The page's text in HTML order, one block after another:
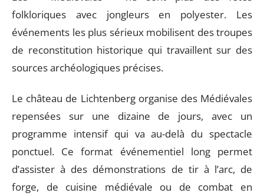
folkloriques avec jongleurs en polyester. Les
événements les plus sérieux mobilisent des troupes
de reconstitution historique qui travaillent sur des
sources archéologiques précises.
Le château de Lichtenberg organise des Médiévales
repensées sur une dizaine de jours, avec un
programme intensif qui va au-delà du spectacle
ponctuel. Ce format événementiel long permet
d’assister à des démonstrations de tir à l’arc, de
forge, de cuisine médiévale ou de combat en